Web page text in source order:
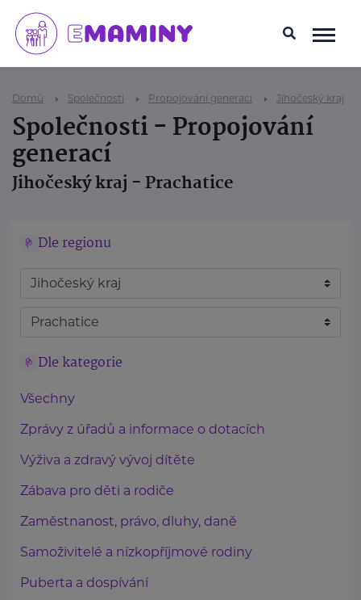
Domů Společnosti Propojování generací Jihočeský kraj
Společnosti - Propojování
generací
Jihočeský kraj - Prachatice
Dle regionu
Dle kategorie
Všechny
Zprávy z úřadů a informace o dotacích
Výživa a zdravý vývoj dítěte
Zábava pro děti a rodiče
Zaměstnanost, právo, dluhy, daně
Samoživitelé a nízkopříjmové rodiny
Puberta a dospívání